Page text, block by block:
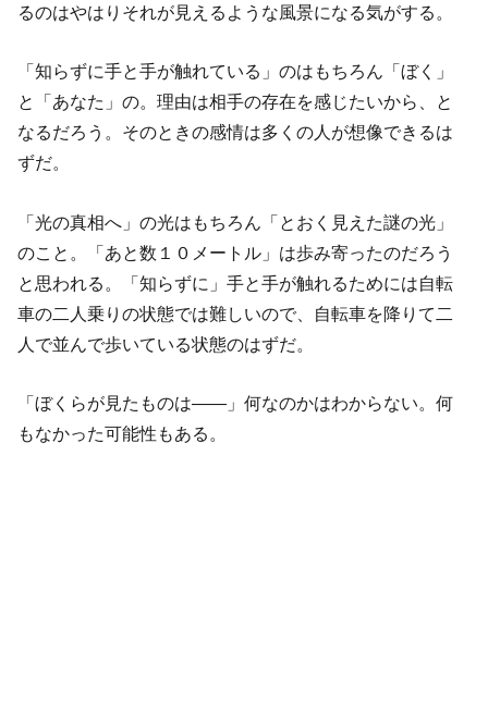
るのはやはりそれが見えるような風景になる気がする。
「知らずに手と手が触れている」のはもちろん「ぼく」
と「あなた」の。理由は相手の存在を感じたいから、と
なるだろう。そのときの感情は多くの人が想像できるは
ずだ。
「光の真相へ」の光はもちろん「とおく見えた謎の光」
のこと。「あと数１０メートル」は歩み寄ったのだろう
と思われる。「知らずに」手と手が触れるためには自転
車の二人乗りの状態では難しいので、自転車を降りて二
人で並んで歩いている状態のはずだ。
「ぼくらが見たものは――」何なのかはわからない。何
もなかった可能性もある。